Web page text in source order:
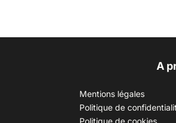
A
Mentions légales
Politique de
Politique de cookies